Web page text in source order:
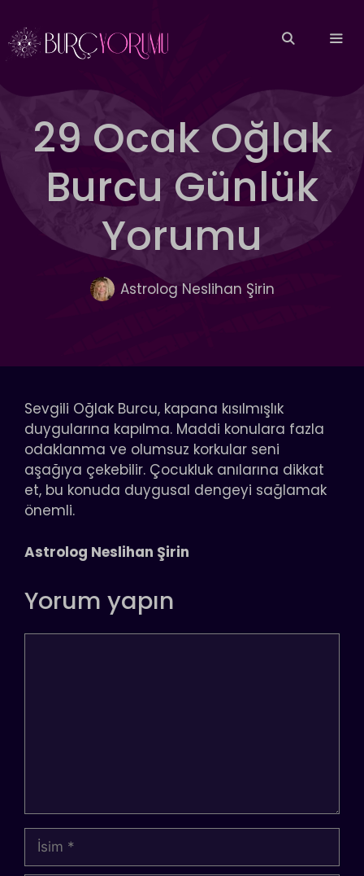
atla
29 Ocak Oğlak
Burcu Günlük
Yorumu
Astrolog Neslihan Şirin
Sevgili Oğlak Burcu, kapana kısılmışlık
duygularına kapılma. Maddi konulara fazla
odaklanma ve olumsuz korkular seni
aşağıya çekebilir. Çocukluk anılarına dikkat
et, bu konuda duygusal dengeyi sağlamak
önemli.
Astrolog Neslihan Şirin
Yorum yapın
İsim